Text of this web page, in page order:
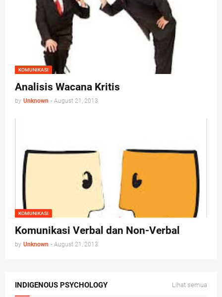
KOMUNIKASI
Analisis Wacana Kritis
by Unknown - August 21, 2013
KOMUNIKASI
Komunikasi Verbal dan Non-Verbal
by Unknown - August 21, 2013
INDIGENOUS PSYCHOLOGY Lihat semua